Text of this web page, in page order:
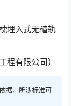
埋入式无碴轨
程有限公司）
据，所涉标准可